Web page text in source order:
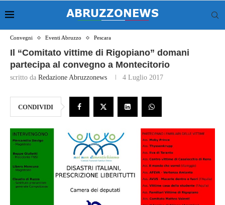
Convegni Eventi Abruzzo Pescara
Il “Comitato vittime di Rigopiano” domani
partecipa al convegno a Montecitorio
scritto da Redazione Abruzzonews 4 Luglio 2017
CONDIVIDI